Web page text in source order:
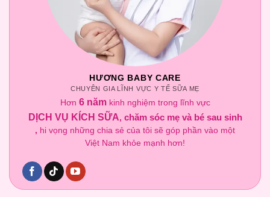
HƯƠNG BABY CARE
CHUYÊN GIA LĨNH VỰC Y TẾ SỮA MẸ
Hơn 6 nămkinh nghiệm trong lĩnh vực
DỊCH VỤ KÍCH SỮA, chăm sóc mẹ và bé sau sinh
, hi vọng những chia sẻ của tôi sẽ góp phần vào một
Việt Nam khỏe mạnh hơn!